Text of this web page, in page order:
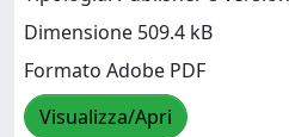
Dimensione 509.4 kB
Formato Adobe PDF
Visualizza/Apri